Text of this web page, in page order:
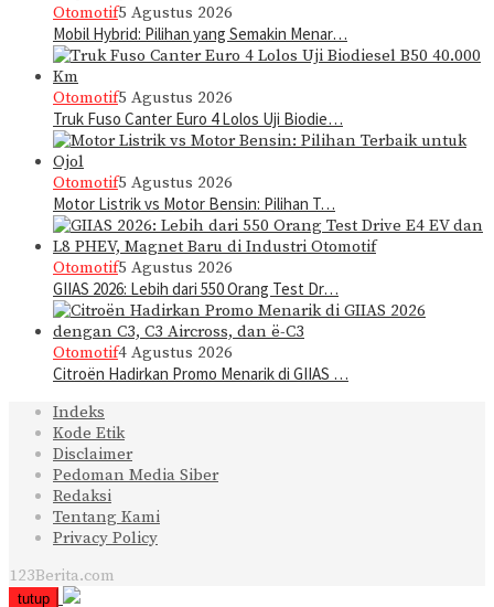
Otomotif5 Agustus 2026
Mobil Hybrid: Pilihan yang Semakin Menar…
Otomotif5 Agustus 2026
Truk Fuso Canter Euro 4 Lolos Uji Biodie…
Otomotif5 Agustus 2026
Motor Listrik vs Motor Bensin: Pilihan T…
Otomotif5 Agustus 2026
GIIAS 2026: Lebih dari 550 Orang Test Dr…
Otomotif4 Agustus 2026
Citroën Hadirkan Promo Menarik di GIIAS …
Indeks
Kode Etik
Disclaimer
Pedoman Media Siber
Redaksi
Tentang Kami
Privacy Policy
123Berita.com
tutup